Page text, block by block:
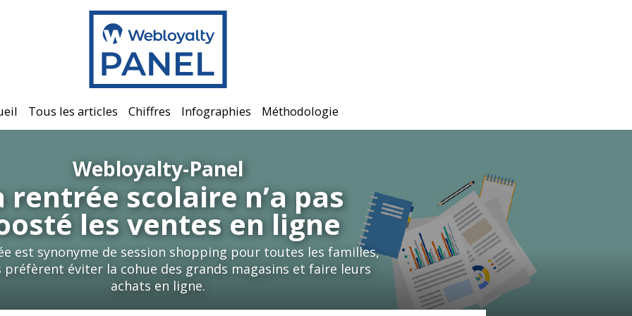
Tous les articles Chiffres Infographies Méthodologie
Webloyalty-Panel
rentrée scolaire n’a pas
les ventes en ligne
est synonyme de session shopping pour toutes les familles,
préfèrent éviter la cohue des grands magasins et faire leurs
achats en ligne.